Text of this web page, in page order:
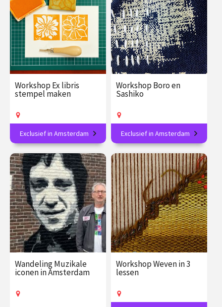
afleveringen
Speeltijd 1 uur
VAthuis
aug.
Op locatie
Workshop Ex libris
stempel maken
Creëer je eigen literaire
handtekening en
personaliseer je boeken!
€ 89.00
vanaf 16
aug.
Op locatie
Exclusief in Amsterdam
Workshop Boro en
Sashiko
Verdiep je in de Japanse
textielkunst!
€ 89.00
vanaf 19
aug.
Op locatie
Exclusief in Amsterdam
Wandeling Muzikale
iconen in Amsterdam
Workshop Weven in 3
lessen